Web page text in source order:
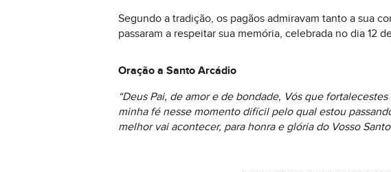
Segundo a tradição, os pagãos admiravam tanto a sua
passaram a respeitar sua memória, celebrada no dia 12
Oração a Santo Arcádio
“Deus Pai, de amor e de bondade, Vós que
minha fé nesse momento difícil pelo qual estou
melhor vai acontecer, para honra e glória do Vosso